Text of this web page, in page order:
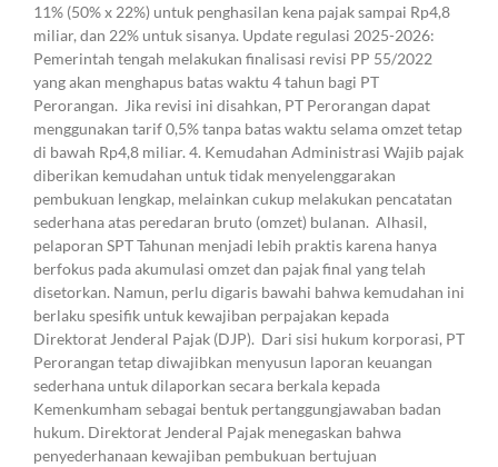
11% (50% x 22%) untuk penghasilan kena pajak sampai Rp4,8
miliar, dan 22% untuk sisanya. Update regulasi 2025-2026:
Pemerintah tengah melakukan finalisasi revisi PP 55/2022
yang akan menghapus batas waktu 4 tahun bagi PT
Perorangan. Jika revisi ini disahkan, PT Perorangan dapat
menggunakan tarif 0,5% tanpa batas waktu selama omzet tetap
di bawah Rp4,8 miliar. 4. Kemudahan Administrasi Wajib pajak
diberikan kemudahan untuk tidak menyelenggarakan
pembukuan lengkap, melainkan cukup melakukan pencatatan
sederhana atas peredaran bruto (omzet) bulanan. Alhasil,
pelaporan SPT Tahunan menjadi lebih praktis karena hanya
berfokus pada akumulasi omzet dan pajak final yang telah
disetorkan. Namun, perlu digaris bawahi bahwa kemudahan ini
berlaku spesifik untuk kewajiban perpajakan kepada
Direktorat Jenderal Pajak (DJP). Dari sisi hukum korporasi, PT
Perorangan tetap diwajibkan menyusun laporan keuangan
sederhana untuk dilaporkan secara berkala kepada
Kemenkumham sebagai bentuk pertanggungjawaban badan
hukum. Direktorat Jenderal Pajak menegaskan bahwa
penyederhanaan kewajiban pembukuan bertujuan